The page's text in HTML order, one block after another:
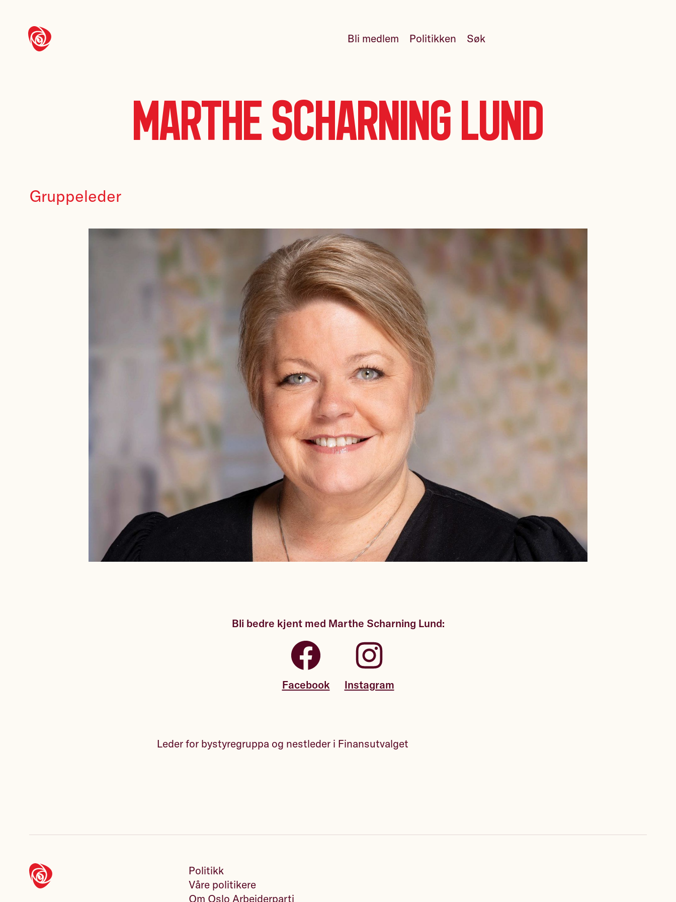
Bli medlem Politikken Søk
Marthe Scharning Lund
Gruppeleder
Bli bedre kjent med Marthe Scharning Lund:
Facebook Instagram
Leder for bystyregruppa og nestleder i Finansutvalget
Politikk
Våre politikere
Om Oslo Arbeiderparti